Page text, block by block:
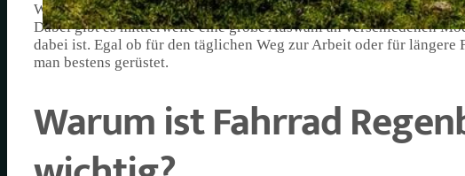
Wer viel mit dem Fahrrad unterwegs ist, sollte also unbedingt in
Dabei gibt es mittlerweile eine große Auswahl an verschiedenen
dabei ist. Egal ob für den täglichen Weg zur Arbeit oder für längere
man bestens gerüstet.
Warum ist Fahrrad